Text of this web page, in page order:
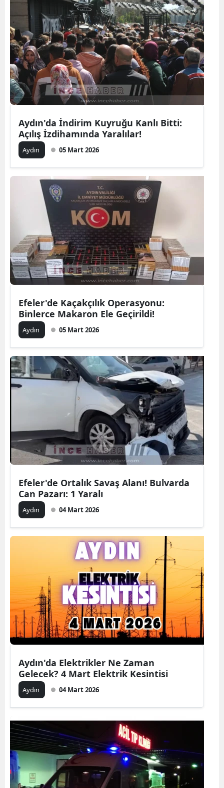
Aydın'da İndirim Kuyruğu Kanlı Bitti:
Açılış İzdihamında Yaralılar!
Aydın 05 Mart 2026
Efeler'de Kaçakçılık Operasyonu:
Binlerce Makaron Ele Geçirildi!
Aydın 05 Mart 2026
Efeler'de Ortalık Savaş Alanı! Bulvarda
Can Pazarı: 1 Yaralı
Aydın 04 Mart 2026
Aydın'da Elektrikler Ne Zaman
Gelecek? 4 Mart Elektrik Kesintisi
Aydın 04 Mart 2026